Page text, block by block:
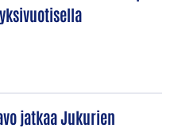
jatkaa Jukurien